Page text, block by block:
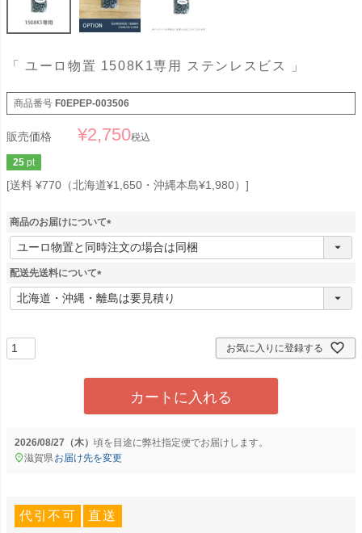
「 ユーロ物置 1508K1専用 ステンレスビス 」
商品番号 F0EPEP-003506
販売価格 ¥2,750税込
25 pt
送料 ¥770（北海道¥1,650・沖縄本島¥1,980）
商品のお届けについて
(
必
配送先送料について
(
必
お気に入りに登録する
カートに入れる
2026/08/27（木） に弊社指定便でお届けします。
滋賀県お届け先を変更
代引不可 直送